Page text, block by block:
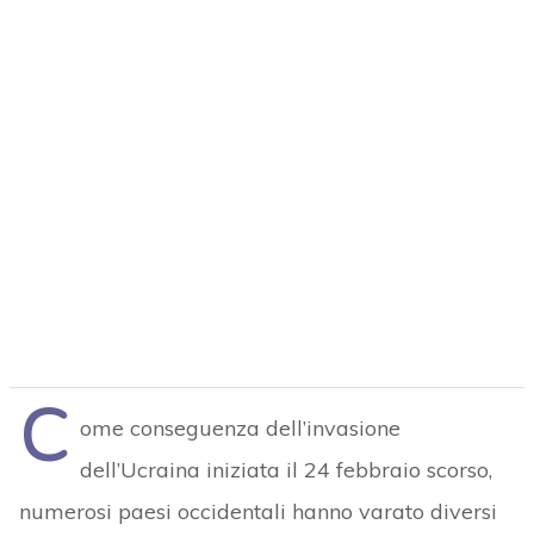
C ome conseguenza dell’invasione
dell’Ucraina iniziata il 24 febbraio scorso,
numerosi paesi occidentali hanno varato diversi